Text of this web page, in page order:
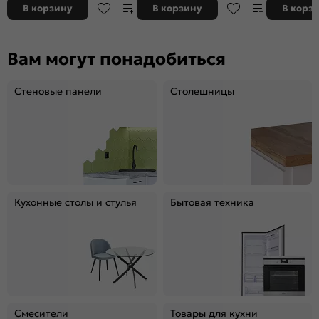
В корзину В корзину В
Вам могут понадобиться
Стеновые панели Столешницы
Кухонные столы и стулья Бытовая техника
Смесители Товары для кухни